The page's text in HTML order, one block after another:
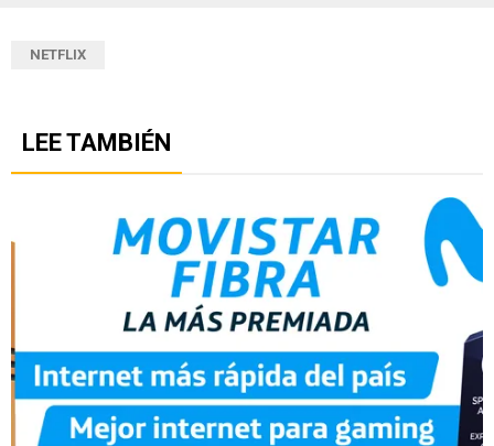
NETFLIX
LEE TAMBIÉN